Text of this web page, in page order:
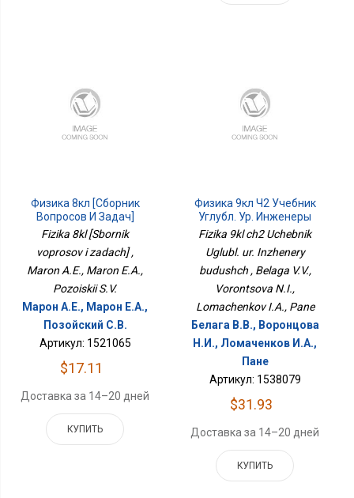
Физика 8кл [Сборник
Вопросов И Задач]
Fizika 8kl [Sbornik
voprosov i zadach] ,
Maron A.E., Maron E.A.,
Pozoiskii S.V.
Марон А.Е., Марон Е.А.,
Позойский С.В.
Артикул: 1521065
$17.11
Доставка за 14–20 дней
КУПИТЬ
Физика 9кл Ч2 Учебник
Углубл. Ур. Инженеры
Будущ
Fizika 9kl ch2 Uchebnik
Uglubl. ur. Inzhenery
budushch , Belaga V.V.,
Vorontsova N.I.,
Lomachenkov I.A., Pane
Белага В.В., Воронцова
Н.И., Ломаченков И.А.,
Пане
Артикул: 1538079
$31.93
Доставка за 14–20 дней
КУПИТЬ